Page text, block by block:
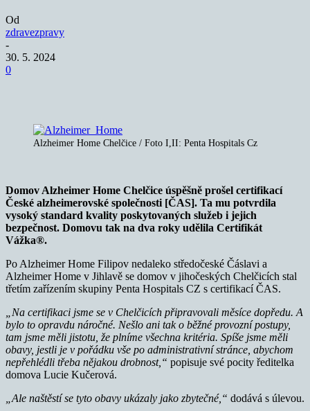
Od
zdravezpravy
-
30. 5. 2024
0
Alzheimer Home Chelčice / Foto I,II: Penta Hospitals Cz
Domov Alzheimer Home Chelčice úspěšně prošel certifikací
České alzheimerovské společnosti [ČAS]. Ta mu potvrdila
vysoký standard kvality poskytovaných služeb i jejich
bezpečnost. Domovu tak na dva roky udělila Certifikát
Vážka®.
Po Alzheimer Home Filipov nedaleko středočeské Čáslavi a
Alzheimer Home v Jihlavě se domov v jihočeských Chelčicích stal
třetím zařízením skupiny Penta Hospitals CZ s certifikací ČAS.
„Na certifikaci jsme se v Chelčicích připravovali měsíce dopředu. A
bylo to opravdu náročné. Nešlo ani tak o běžnéprovozní postupy,
tam jsme měli jistotu, že plníme všechna kritéria. Spíše jsme měli
obavy, jestli je v pořádku vše po administrativní stránce, abychom
nepřehlédli třeba nějakou drobnost,“ popisuje své pocity ředitelka
domova Lucie Kučerová.
„Ale naštěstí se tyto obavy ukázaly jako zbytečné, “ dodává s úlevou.